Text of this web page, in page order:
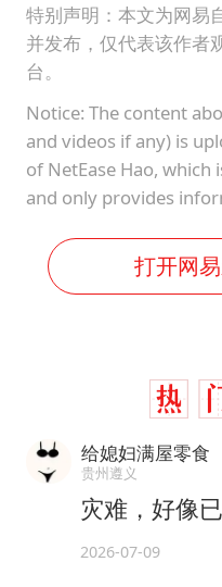
特别声明：本文为网易
并发布，仅代表该作者
台。
Notice: The content
and videos if any) is
of NetEase Hao,
and only provides
打开网
给媳妇满屋零食
贵州遵义
灾难，好像
2026-07-09